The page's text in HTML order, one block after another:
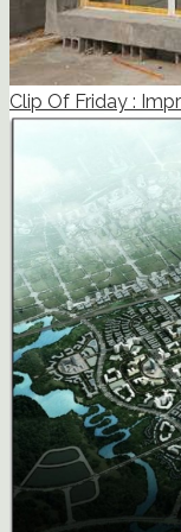
Clip Of Friday :